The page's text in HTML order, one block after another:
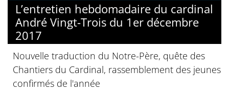
L’entretien hebdomadaire du cardinal
André Vingt-Trois du 1er décembre
2017
Nouvelle traduction du Notre-Père, quête des
Chantiers du Cardinal, rassemblement des jeunes
confirmés de l'année